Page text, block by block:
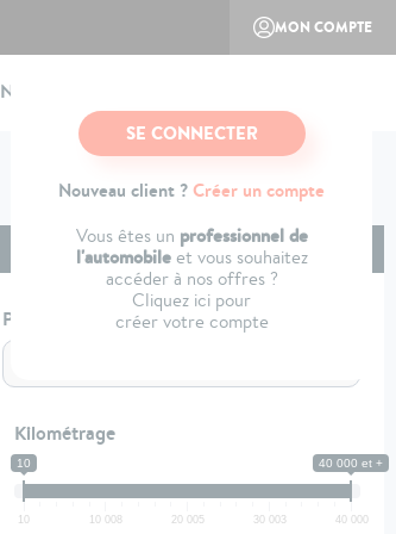
MON COMPTE
SE CONNECTER
Nouveau client ?Créer un compte
Vous êtes un professionnel de
l'automobileet vous souhaitez
accéder à nos offres ?
Cliquez ici pour
créer votre compte
NOTRE CONCEPT
Profil
Kilométrage
10 40 000 et +
10 10 008 20 005 30 003 40 000